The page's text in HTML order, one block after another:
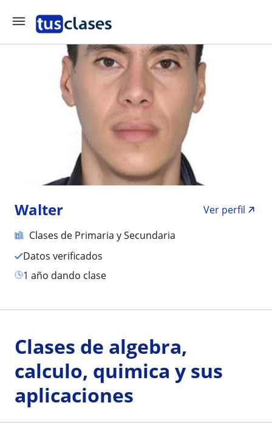
Walter
Ver perfil
Clases de Primaria y Secundaria
Datos verificados
1 año dando clase
Clases de algebra,
calculo, quimica y sus
aplicaciones